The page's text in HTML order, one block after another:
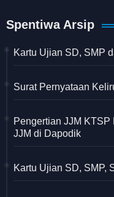
Spentiwa Arsip
Kartu Ujian SD, SMP
Surat Pernyataan
Pengertian JJM
JJM di Dapodik
Kartu Ujian SD, SMP,